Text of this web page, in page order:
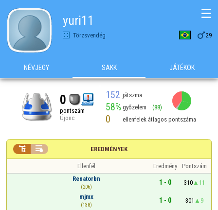
yuri11
Törzsvendég 29
☰
NÉVJEGY SAKK JÁTÉKOK
0
pontszám
Újonc
152 játszma
58% győzelem (88)
0 ellenfelek átlagos pontszáma
EREDMÉNYEK
 
Ellenfél Eredmény
Pontszám
Renatorbn
(206)
1 - 0 310
11
mjmx
(138)
1 - 0 301
9